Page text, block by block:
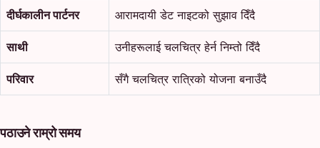
दीर्घकालीन पार्टनर आरामदायी डेट नाइटको सुझाव दिँदै
साथी उनीहरूलाई चलचित्र हेर्न निम्तो दिँदै
परिवार सँगै चलचित्र रात्रिको योजना बनाउँदै
पठाउने राम्रो समय